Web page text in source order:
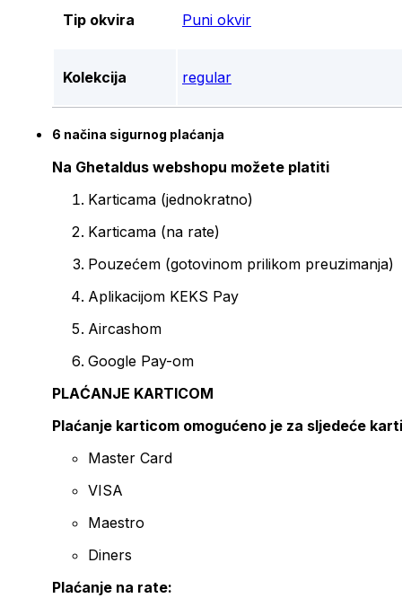
Tip okvira Puni okvir
Kolekcija regular
6 načina sigurnog plaćanja
Na Ghetaldus webshopu možete platiti
Karticama (jednokratno)
Karticama (na rate)
Pouzećem (gotovinom prilikom preuzimanja)
Aplikacijom KEKS Pay
Aircashom
Google Pay-om
PLAĆANJE KARTICOM
Plaćanje karticom omogućeno je za sljedeće
Master Card
VISA
Maestro
Diners
Plaćanje na rate: